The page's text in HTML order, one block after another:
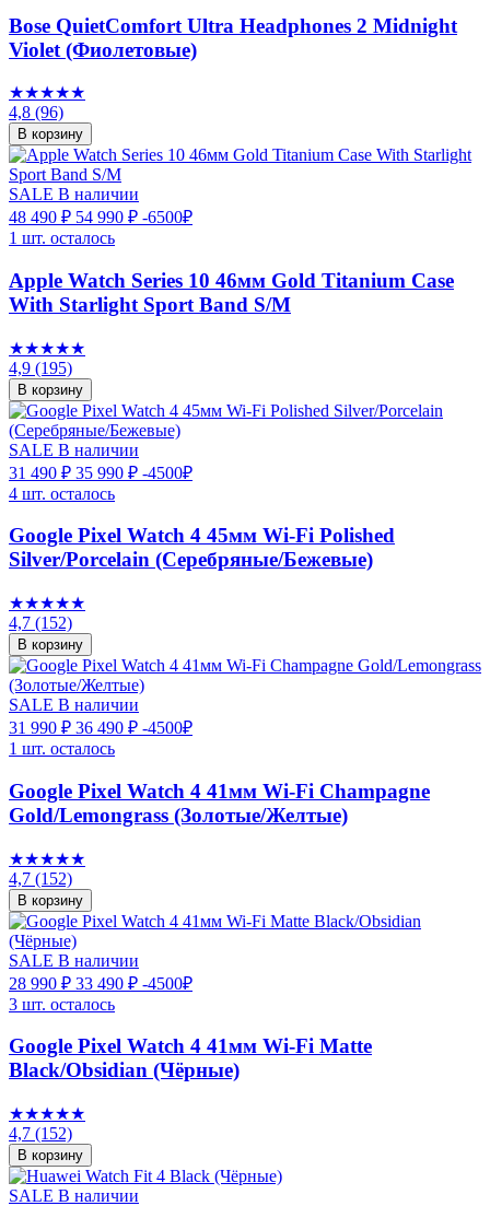
Bose QuietComfort Ultra Headphones 2 Midnight
Violet (Фиолетовые)
★★★★★
4,8 (96)
В корзину
SALE В наличии
48 490 ₽ 54 990 ₽ -6500₽
1 шт. осталось
Apple Watch Series 10 46мм Gold Titanium Case
With Starlight Sport Band S/M
★★★★★
4,9 (195)
В корзину
SALE В наличии
31 490 ₽ 35 990 ₽ -4500₽
4 шт. осталось
Google Pixel Watch 4 45мм Wi-Fi Polished
Silver/Porcelain (Серебряные/Бежевые)
★★★★★
4,7 (152)
В корзину
SALE В наличии
31 990 ₽ 36 490 ₽ -4500₽
1 шт. осталось
Google Pixel Watch 4 41мм Wi-Fi Champagne
Gold/Lemongrass (Золотые/Желтые)
★★★★★
4,7 (152)
В корзину
SALE В наличии
28 990 ₽ 33 490 ₽ -4500₽
3 шт. осталось
Google Pixel Watch 4 41мм Wi-Fi Matte
Black/Obsidian (Чёрные)
★★★★★
4,7 (152)
В корзину
SALE В наличии